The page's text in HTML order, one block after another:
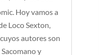
Hoy vamos a
Loco Sexton,
autores son
y